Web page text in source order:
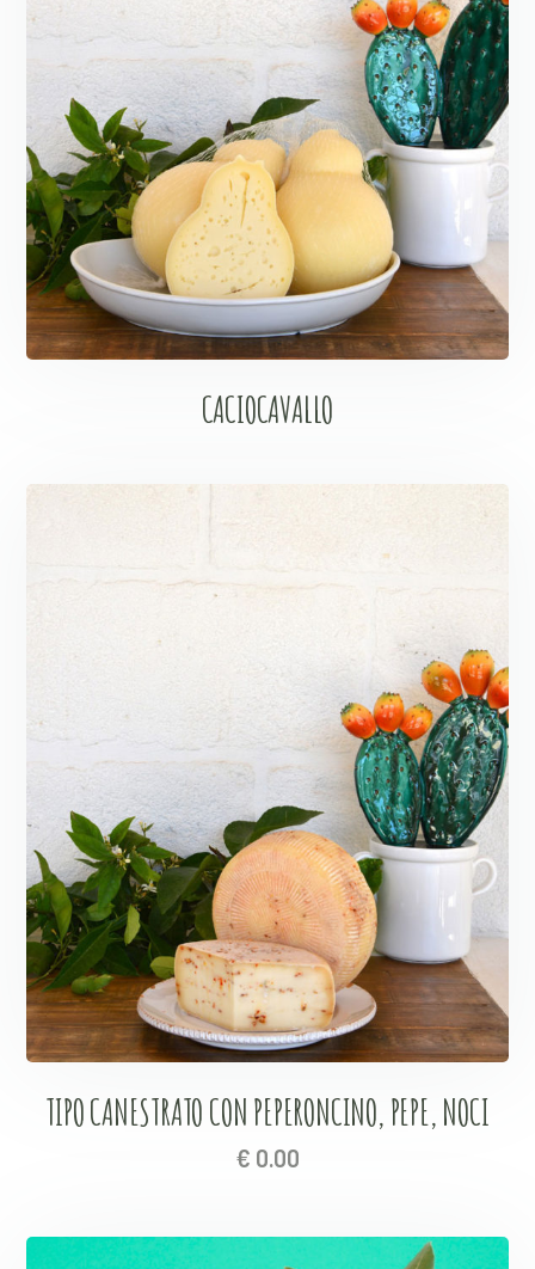
CACIOCAVALLO
TIPO CANESTRATO CON PEPERONCINO, PEPE, NOCI
€ 0.00